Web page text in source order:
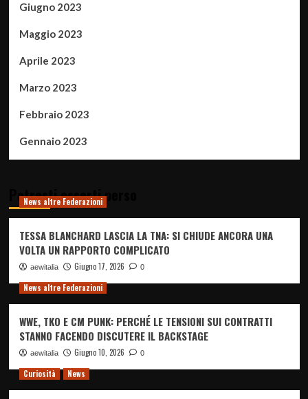
Giugno 2023
Maggio 2023
Aprile 2023
Marzo 2023
Febbraio 2023
Gennaio 2023
Potresti esserti perso
News altre Federazioni
TESSA BLANCHARD LASCIA LA TNA: SI CHIUDE ANCORA UNA
VOLTA UN RAPPORTO COMPLICATO
aewitalia Giugno 17, 2026 0
News altre Federazioni
WWE, TKO E CM PUNK: PERCHÉ LE TENSIONI SUI CONTRATTI
STANNO FACENDO DISCUTERE IL BACKSTAGE
aewitalia Giugno 10, 2026 0
Curiosità News